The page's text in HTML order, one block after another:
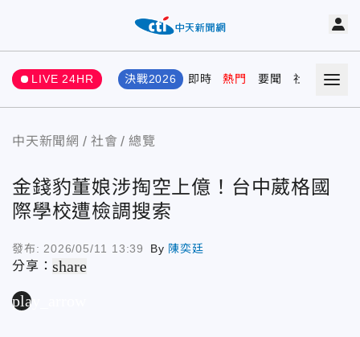
LIVE 24HR 決戰2026 即時 熱門 要聞 社會 娛樂
中天新聞網 社會 總覽
金錢豹董娘涉掏空上億！台中葳格國
際學校遭檢調搜索
發布: 2026/05/11 13:39 By 陳奕廷
分享：share
play_arrow